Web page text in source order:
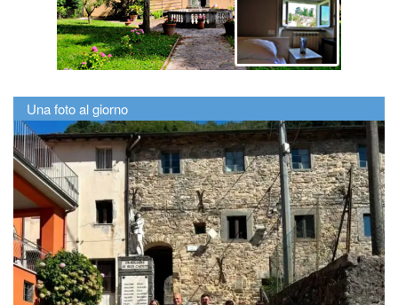
Una foto al giorno